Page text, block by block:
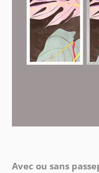
Avec ou sans